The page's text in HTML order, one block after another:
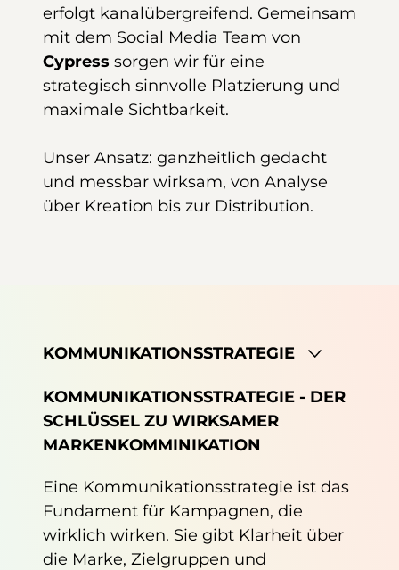
erfolgt kanalübergreifend. Gemeinsam
mit dem Social Media Team von
Cypress sorgen wir für eine
strategisch sinnvolle Platzierung und
maximale Sichtbarkeit.
Unser Ansatz: ganzheitlich gedacht
und messbar wirksam, von Analyse
über Kreation bis zur Distribution.
KOMMUNIKATIONSSTRATEGIE
KOMMUNIKATIONSSTRATEGIE - DER
SCHLÜSSEL ZU WIRKSAMER
MARKENKOMMINIKATION
Eine Kommunikationsstrategie ist das
Fundament für Kampagnen, die
wirklich wirken. Sie gibt Klarheit über
die Marke, Zielgruppen und